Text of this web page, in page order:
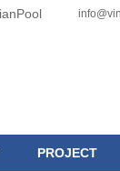
PROJECT